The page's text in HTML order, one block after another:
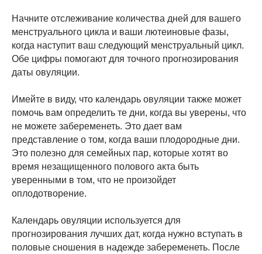
Начните отслеживание количества дней для вашего
менструального цикла и ваши лютеиновые фазы,
когда наступит ваш следующий менструальный цикл.
Обе цифры помогают для точного прогнозирования
даты овуляции.
Имейте в виду, что календарь овуляции также может
помочь вам определить те дни, когда вы уверены, что
не можете забеременеть. Это дает вам
представление о том, когда ваши плодородные дни.
Это полезно для семейных пар, которые хотят во
время незащищенного полового акта быть
уверенными в том, что не произойдет
оплодотворение.
Календарь овуляции используется для
прогнозирования лучших дат, когда нужно вступать в
половые сношения в надежде забеременеть. После